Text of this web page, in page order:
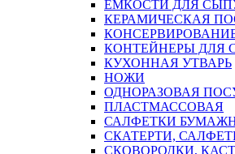
ЕМКОСТИ ДЛЯ
КЕРАМИЧЕСКАЯ
КОНТЕЙНЕРЫ ДЛЯ
КУХОННАЯ УТВАРЬ
НОЖИ
ОДНОРАЗОВАЯ
ПЛАСТМАССОВАЯ
САЛФЕТКИ
СКАТЕРТИ,
СКОВОРОДКИ,